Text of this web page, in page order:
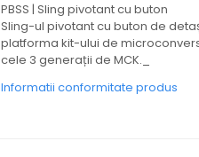
PBSS | Sling pivotant cu buton
Sling-ul pivotant cu buton de
platforma kit-ului de
cele 3 generații de MCK._
Informatii conformitate produs